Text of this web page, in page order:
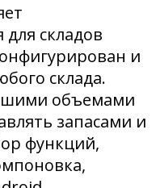
складов
и
склада.
объемами
запасами и
функций,